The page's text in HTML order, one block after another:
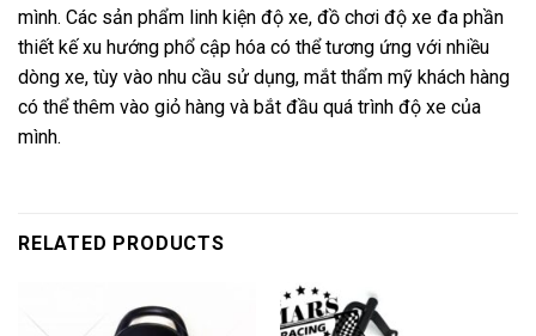
mình. Các sản phẩm linh kiện độ xe, đồ chơi độ xe đa phần
thiết kế xu hướng phổ cập hóa có thể tương ứng với nhiều
dòng xe, tùy vào nhu cầu sử dụng, mắt thẩm mỹ khách hàng
có thể thêm vào giỏ hàng và bắt đầu quá trình độ xe của
mình.
RELATED PRODUCTS